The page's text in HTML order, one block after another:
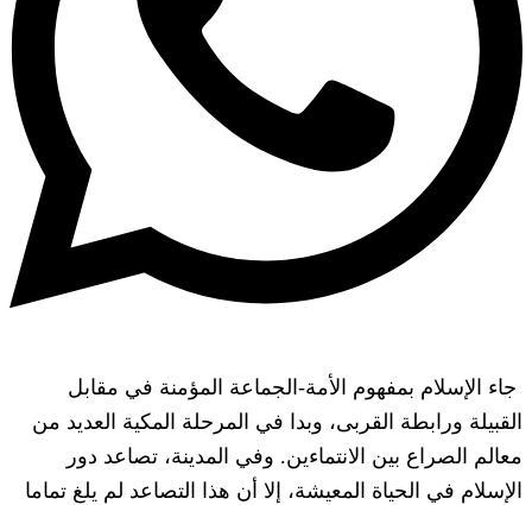
جاء الإسلام بمفهوم الأمة-الجماعة المؤمنة في مقابل
القبيلة ورابطة القربى، وبدا في المرحلة المكية العديد من
معالم الصراع بين الانتماءين. وفي المدينة، تصاعد دور
الإسلام في الحياة المعيشة، إلا أن هذا التصاعد لم يلغ تماما